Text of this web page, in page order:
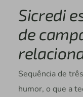
Sicredi
de
Sequência de
humor, o que a